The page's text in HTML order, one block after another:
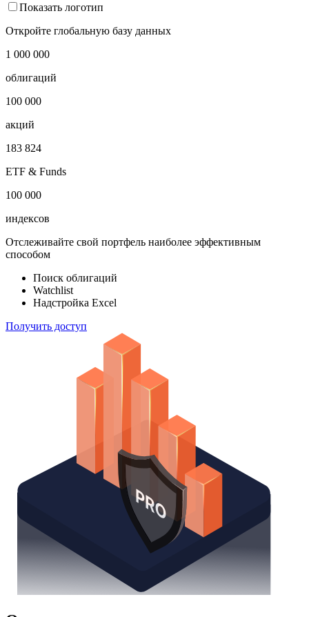
Показать логотип
Откройте глобальную базу данных
1 000 000
облигаций
100 000
акций
183 824
ETF & Funds
100 000
индексов
Отслеживайте свой портфель наиболее эффективным
способом
Поиск облигаций
Watchlist
Надстройка Excel
Получить доступ